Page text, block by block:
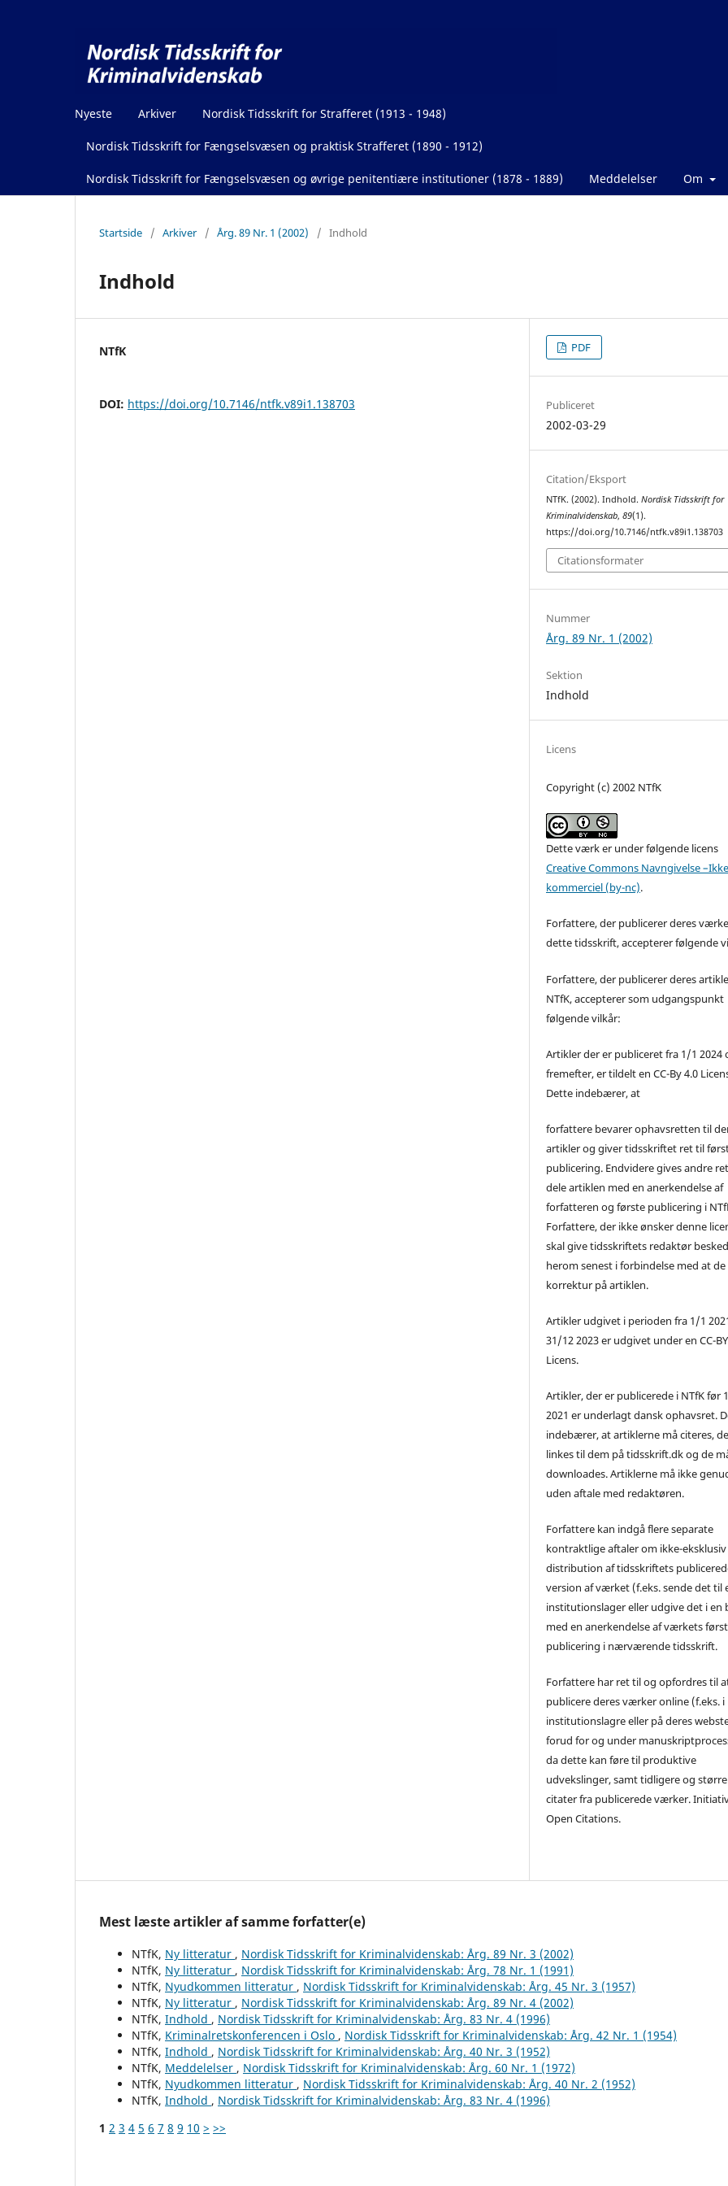
Nyeste Arkiver Nordisk Tidsskrift for Strafferet (1913 - 1948)
Nordisk Tidsskrift for Fængselsvæsen og praktisk Strafferet (1890 - 1912)
Nordisk Tidsskrift for Fængselsvæsen og øvrige penitentiære institutioner (1878 - 1889) Meddelelser Om
Startside / Arkiver / Årg. 89 Nr. 1 (2002) / Indhold
Indhold
NTfK
DOI: https://doi.org/10.7146/ntfk.v89i1.138703
PDF
Publiceret
2002-03-29
Citation/Eksport
NTfK. (2002). Indhold.Nordisk Tidsskrift for
Kriminalvidenskab,89(1).
https://doi.org/10.7146/ntfk.v89i1.138703
Citationsformater
Nummer
Årg. 89 Nr. 1 (2002)
Sektion
Indhold
Licens
Copyright (c) 2002 NTfK
Dette værk er under følgende licens
Creative Commons Navngivelse
kommerciel (by-nc).
Forfattere, der publicerer deres
dette tidsskrift, accepterer følgende
Forfattere, der publicerer deres
NTfK, accepterer som udgangspunkt
følgende vilkår:
Artikler der er publiceret fra 1/1 2024
fremefter, er tildelt en CC-By 4.0
Dette indebærer, at
forfattere bevarer ophavsretten til
artikler og giver tidsskriftet ret til
publicering. Endvidere gives andre
dele artiklen med en anerkendelse af
forfatteren og første publicering i
Forfattere, der ikke ønsker denne
skal give tidsskriftets redaktør besked
herom senest i forbindelse med at
korrektur på artiklen.
Artikler udgivet i perioden fra 1/1
31/12 2023 er udgivet under en CC-
Licens.
Artikler, der er publicerede i NTfK før
2021 er underlagt dansk ophavsret.
indebærer, at artiklerne må citeres,
linkes til dem på tidsskrift.dk og de
downloades. Artiklerne må ikke
uden aftale med redaktøren.
Forfattere kan indgå flere separate
kontraktlige aftaler om ikke-eksklusiv
distribution af tidsskriftets
version af værket (f.eks. sende det til
institutionslager eller udgive det i en
med en anerkendelse af værkets
publicering i nærværende tidsskrift.
Forfattere har ret til og opfordres til
publicere deres værker online (f.eks. i
institutionslagre eller på deres
forud for og under
da dette kan føre til produktive
udvekslinger, samt tidligere og større
citater fra publicerede værker.
Open Citations.
Mest læste artikler af samme forfatter(e)
NTfK, Ny litteratur , Nordisk Tidsskrift for Kriminalvidenskab: Årg. 89 Nr. 3 (2002)
NTfK, Ny litteratur , Nordisk Tidsskrift for Kriminalvidenskab: Årg. 78 Nr. 1 (1991)
NTfK, Nyudkommen litteratur , Nordisk Tidsskrift for Kriminalvidenskab: Årg. 45 Nr. 3 (1957)
NTfK, Ny litteratur , Nordisk Tidsskrift for Kriminalvidenskab: Årg. 89 Nr. 4 (2002)
NTfK, Indhold , Nordisk Tidsskrift for Kriminalvidenskab: Årg. 83 Nr. 4 (1996)
NTfK, Kriminalretskonferencen i Oslo , Nordisk Tidsskrift for Kriminalvidenskab: Årg. 42 Nr. 1 (1954)
NTfK, Indhold , Nordisk Tidsskrift for Kriminalvidenskab: Årg. 40 Nr. 3 (1952)
NTfK, Meddelelser , Nordisk Tidsskrift for Kriminalvidenskab: Årg. 60 Nr. 1 (1972)
NTfK, Nyudkommen litteratur , Nordisk Tidsskrift for Kriminalvidenskab: Årg. 40 Nr. 2 (1952)
NTfK, Indhold , Nordisk Tidsskrift for Kriminalvidenskab: Årg. 83 Nr. 4 (1996)
1 2 3 4 5 6 7 8 9 10 > >>